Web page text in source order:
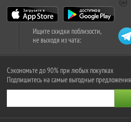
Ищите скидки поблизости,
не выходя из чата:
Сэкономьте до 90% при любых покупках
Подпишитесь на самые выгодные предложения